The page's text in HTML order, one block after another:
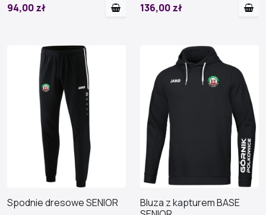
94,00 zł
136,00 zł
Spodnie dresowe SENIOR
Bluza z kapturem BASE